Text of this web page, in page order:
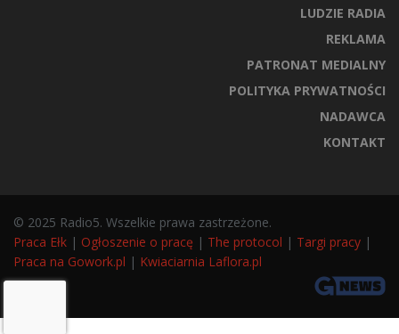
LUDZIE RADIA
REKLAMA
PATRONAT MEDIALNY
POLITYKA PRYWATNOŚCI
NADAWCA
KONTAKT
© 2025 Radio5. Wszelkie prawa zastrzeżone.
Praca Ełk | Ogłoszenie o pracę | The protocol | Targi pracy |
Praca na Gowork.pl | Kwiaciarnia Laflora.pl